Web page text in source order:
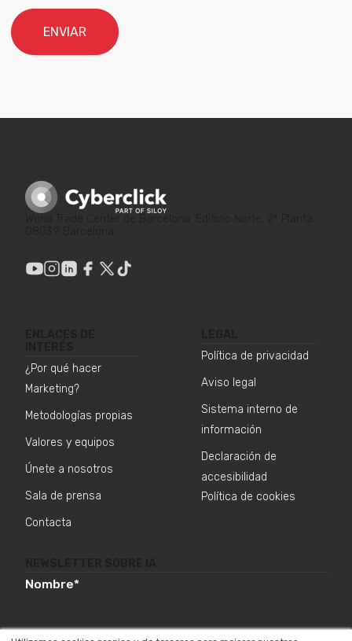
¿Por qué hacer
Marketing?
Metodologías propias
Valores y equipos
Únete a nosotros
Sala de prensa
Contacta
Política de privacidad
Aviso legal
Sistema interno de
información
Declaración de
accesibilidad
Política de cookies
Nombre*